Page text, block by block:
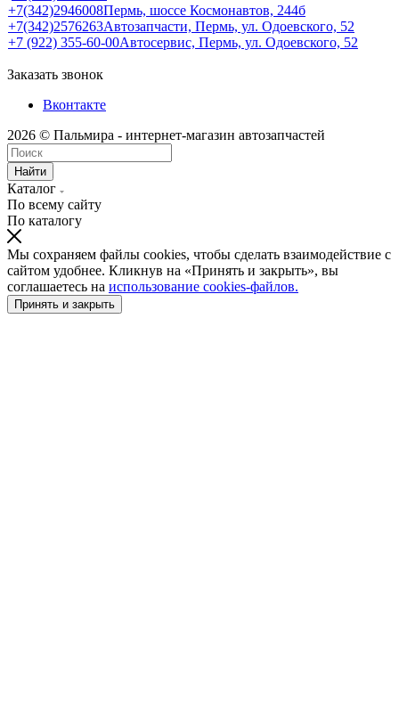
+7(342)2946008Пермь, шоссе Космонавтов, 244б
+7(342)2576263Автозапчасти, Пермь, ул. Одоевского, 52
+7 (922) 355-60-00Автосервис, Пермь, ул. Одоевского, 52
Заказать звонок
Вконтакте
2026 © Пальмира - интернет-магазин автозапчастей
Найти
Каталог
По всему сайту
По каталогу
Мы сохраняем файлы cookies, чтобы сделать взаимодействие с
сайтом удобнее. Кликнув на «Принять и закрыть», вы
соглашаетесь на использование cookies-файлов.
Принять и закрыть